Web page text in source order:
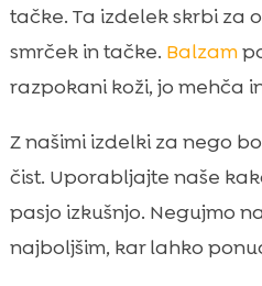
tačke. Ta izdelek skrbi za
smrček in tačke. Balzam
razpokani koži, jo mehča
Z našimi izdelki za nego
čist. Uporabljajte naše
pasjo izkušnjo. Negujmo
najboljšim, kar lahko